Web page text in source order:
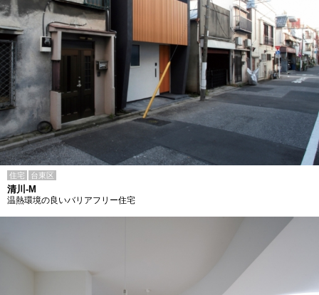
住宅 台東区
清川-M
温熱環境の良いバリアフリー住宅